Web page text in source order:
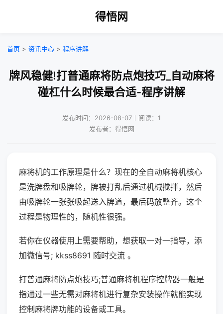
得悟网
首页 > 资讯中心 > 程序讲解
牌风稳健!打普通麻将防点炮技巧_自动麻将
碰杠什么时候最合适-程序讲解
发布时间：2026-08-07｜阅读：1
发布者：得悟网
麻将机的工作原理是什么？现在的全自动麻将机核心
是洗牌盘和吸牌轮，牌被打乱后通过机械搅拌，然后
由吸牌轮一张张吸起送入牌道，最后码放整齐。这个
过程是物理性的，随机性很强。
若你在仪器使用上需要帮助，想获取一对一指导，添
加微信号; kkss8691 随时交流 。
打普通麻将防点炮技巧;普通麻将机程序控牌器一般是
指通过一些无需对麻将机进行复杂安装操作就能实现
控制麻将牌功能的设备或工具。